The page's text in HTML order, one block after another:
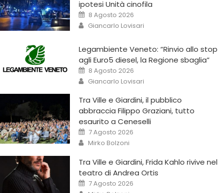
ipotesi Unità cinofila
8 Agosto 2026
Giancarlo Lovisari
Legambiente Veneto: “Rinvio allo stop
agli Euro5 diesel, la Regione sbaglia”
8 Agosto 2026
Giancarlo Lovisari
Tra Ville e Giardini, il pubblico
abbraccia Filippo Graziani, tutto
esaurito a Ceneselli
7 Agosto 2026
Mirko Bolzoni
Tra Ville e Giardini, Frida Kahlo rivive nel
teatro di Andrea Ortis
7 Agosto 2026